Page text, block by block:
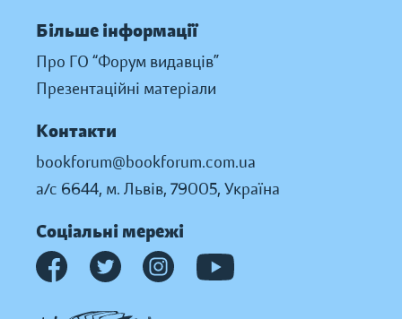
Більше інформації
Про ГО “Форум видавців”
Презентаційні матеріали
Контакти
bookforum@bookforum.com.ua
а/с 6644, м. Львів, 79005, Україна
Соціальні мережі